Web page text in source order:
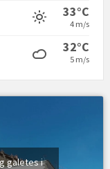
33°C
4 m/s
32°C
5 m/s
galetes i